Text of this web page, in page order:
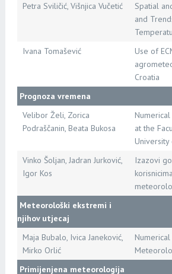
Petra Sviličić, Višnjica Vučetić
Spatial
and
Ivana Tomašević
Use of
Croatia
Prognoza vremena
Velibor Želi, Zorica
Podraščanin, Beata Bukosa
at the
Vinko Šoljan, Jadran Jurković,
Igor Kos
Izazovi
Meteorološki ekstremi i
njihov utjecaj
Maja Bubalo, Ivica Janeković,
Mirko Orlić
Primijenjena meteorologija